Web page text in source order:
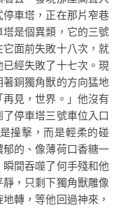
車塔，正在那片窄巷
是個異類，它的三號
面前失敗十八次，就
經失敗了十七次。現
銅獨角獸的方向猛地
見，世界。」他沒有
停車塔三號車位入口
撞擊，而是輕柔的碰
的、像薄荷口香糖一
間吞噬了何手殘和他
，只剩下獨角獸雕像
轉，等他回過神來，